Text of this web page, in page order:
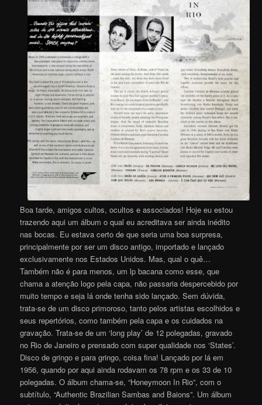
Boa tarde, amigos cultos, ocultos e associados! Hoje eu estou
trazendo aqui um álbum o qual eu acreditava ser ainda inédito
nas bocas. Eu estava certo de que seria uma boa surpresa,
principalmente por ser um disco antigo, importado e lançado
exclusivamente nos Estados Unidos. Mas, qual o quê…
Também não é para menos, um lp bacana como esse, que
chama a atenção logo pela capa, não passaria despercebido por
muito tempo e seja lá onde tenha sido lançado. Sem dúvida,
trata-se de um disco primoroso, tanto pelos artistas escolhidos e
seus repertórios, como também pela capa e os cuidados na
gravação. Trata-se de um ‘long play’ de 12 polegadas, gravado
no Rio de Janeiro e prensado com super qualidade nos ‘States’.
Disco de gringo e para gringo, coisa fina! Lançado por lá em
1956, quando por aqui ainda rodavam os 78 rpm e os 33 de 10
polegadas. O álbum chama-se, “Honeymoon In Rio”, com o
subtítulo, “Authentic Brazilian Sambas and Baions”. Um álbum